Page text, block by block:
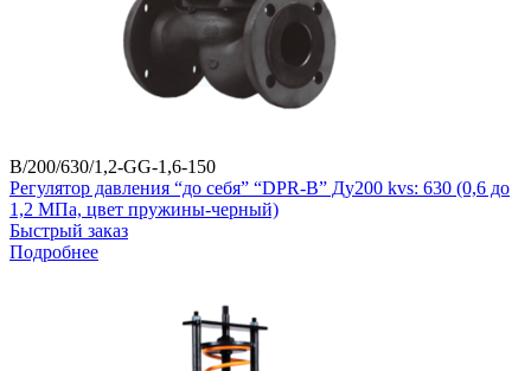
B/200/630/1,2-GG-1,6-150
Регулятор давления “до себя” “DPR-B” Ду200 kvs: 630 (0,6 до
1,2 МПа, цвет пружины-черный)
Быстрый заказ
Подробнее